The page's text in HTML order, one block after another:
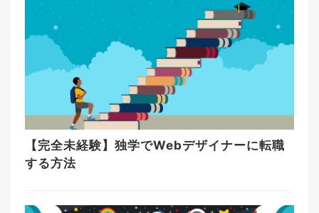
【完全未経験】独学でWebデザイナーに転職
する方法